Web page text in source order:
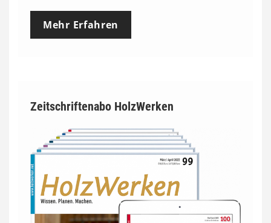
Mehr Erfahren
Zeitschriftenabo HolzWerken